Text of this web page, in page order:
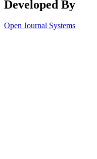
Developed By
Open Journal Systems